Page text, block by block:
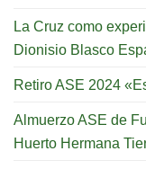
La Cruz como
Dionisio Blasco
Retiro ASE 2024
Almuerzo ASE de
Huerto Hermana